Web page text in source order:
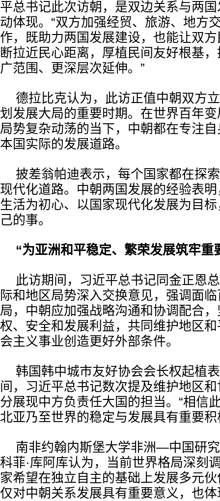
平总书记此次访朝，是双边关系与两
动体现。“双方加强经贸、旅游、地方
作，既助力两国发展建设，也能让双
断拉近民心距离，厚植民间友好根基
广范围、更深层次延伸。”
德拉比克认为，此访正值中朝双方
划发展大局的重要时期。在世界百年
局势复杂动荡的当下，中朝都在专注
本国实际的发展道路。
披差翁帕迪表示，每个国家都在探
现代化道路。中朝两国发展的经验表
生活为初心、以国家现代化发展为目
己的事。
“为亚洲和平稳定、繁荣发展筑牢重
此访期间，习近平总书记同金正恩
际和地区局势深入交换意见，强调面
局，中朝应加强战略沟通和协调配合
权、安全和发展利益，共同维护地区
会主义事业创造更好外部条件。
韩国韩中城市友好协会会长权起植
间，习近平总书记数次提及维护地区
分展现中方负责任大国的担当。“相信
北亚乃至世界的稳定与发展具有重要积
南非约翰内斯堡大学非洲—中国研
科菲·库阿库认为，当前世界格局深刻
家希望在独立自主的基础上发展多元
仅对中朝关系发展具有重要意义，也